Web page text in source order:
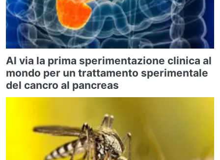
Al via la prima sperimentazione clinica al
mondo per un trattamento sperimentale
del cancro al pancreas